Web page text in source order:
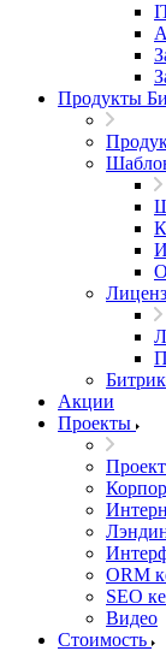
Продукты
Акции
Проекты
ORM
SEO
Видео
Стоимость